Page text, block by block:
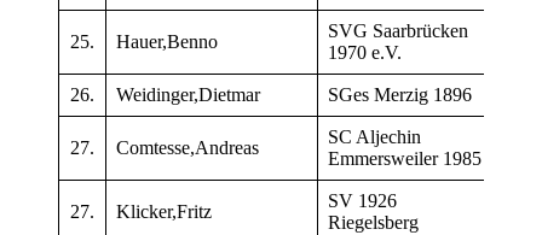
25. Hauer,Benno
SVG Saarbrücken
1970 e.V.
26. Weidinger,Dietmar SGes Merzig 1896
27. Comtesse,Andreas
SC Aljechin
Emmersweiler 1985
27. Klicker,Fritz
SV 1926
Riegelsberg